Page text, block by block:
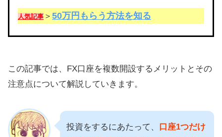
人気記事 ＞ 50万円もらう方法を知る
この記事では、FX口座を複数開設するメリットとその
注意点について解説していきます。
投資をするにあたって、
口座1つだけ